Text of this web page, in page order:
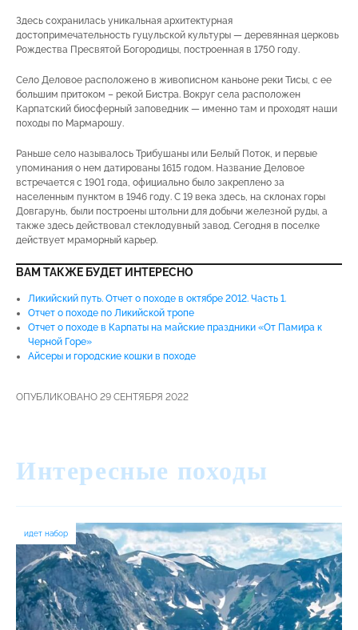
Здесь сохранилась уникальная архитектурная
достопримечательность гуцульской культуры — деревянная церковь
Рождества Пресвятой Богородицы, построенная в 1750 году.
Село Деловое расположено в живописном каньоне реки Тисы, с ее
большим притоком – рекой Бистра. Вокруг села расположен
Карпатский биосферный заповедник — именно там и проходят наши
походы по Мармарошу.
Раньше село называлось Трибушаны или Белый Поток, и первые
упоминания о нем датированы 1615 годом. Название Деловое
встречается с 1901 года, официально было закреплено за
населенным пунктом в 1946 году. С 19 века здесь, на склонах горы
Довгарунь, были построены штольни для добычи железной руды, а
также здесь действовал стеклодувный завод. Сегодня в поселке
действует мраморный карьер.
ВАМ ТАКЖЕ БУДЕТ ИНТЕРЕСНО
Ликийский путь. Отчет о походе в октябре 2012. Часть 1.
Отчет о походе по Ликийской тропе
Отчет о походе в Карпаты на майские праздники «От Памира к
Черной Горе»
Айсеры и городские кошки в походе
ОПУБЛИКОВАНО 29 СЕНТЯБРЯ 2022
Интересные походы
идет набор